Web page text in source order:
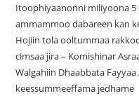
Itoophiyaanonni miliyoona
ammammoo dabareen kan
Hojiin tola ooltummaa
cimsaa jira – Komishinar
Walgahiin Dhaabbata
keessummeeffama jedhame